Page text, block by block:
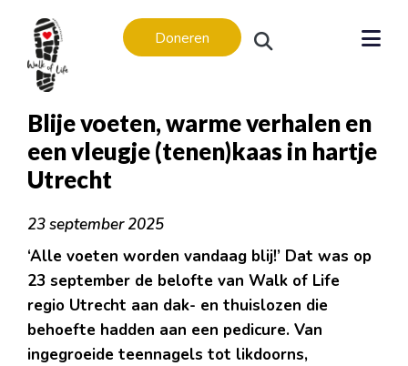
Levensverhalen
Levensverhalen
In memoriam
Regio’s
Amsterdam
Apeldoorn
Doneren
Blije voeten, warme verhalen en
een vleugje (tenen)kaas in hartje
Utrecht
23 september 2025
‘Alle voeten worden vandaag blij!’ Dat was op
23 september de belofte van Walk of Life
regio Utrecht aan dak- en thuislozen die
behoefte hadden aan een pedicure. Van
ingegroeide teennagels tot likdoorns,